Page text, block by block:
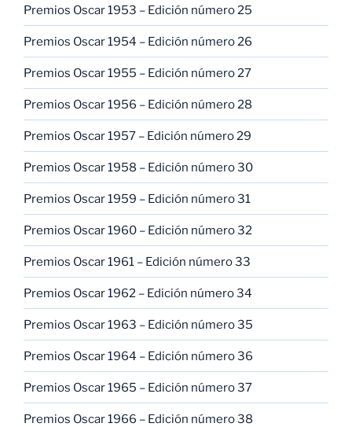
Premios Oscar 1953 – Edición número 25
Premios Oscar 1954 – Edición número 26
Premios Oscar 1955 – Edición número 27
Premios Oscar 1956 – Edición número 28
Premios Oscar 1957 – Edición número 29
Premios Oscar 1958 – Edición número 30
Premios Oscar 1959 – Edición número 31
Premios Oscar 1960 – Edición número 32
Premios Oscar 1961 – Edición número 33
Premios Oscar 1962 – Edición número 34
Premios Oscar 1963 – Edición número 35
Premios Oscar 1964 – Edición número 36
Premios Oscar 1965 – Edición número 37
Premios Oscar 1966 – Edición número 38